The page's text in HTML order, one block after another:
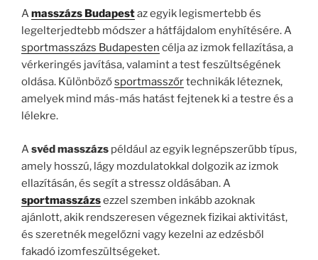
Amasszázs Budapestaz egyik legismertebb és
legelterjedtebb módszer a hátfájdalom enyhítésére. A
sportmasszázs Budapesten célja az izmok fellazítása, a
vérkeringés javítása, valamint a test feszültségének
oldása. Különbözősportmasszőrtechnikák léteznek,
amelyek mind más-más hatást fejtenek ki a testre és a
lélekre.
Asvéd masszázs például az egyik legnépszerűbb típus,
amely hosszú, lágy mozdulatokkal dolgozik az izmok
ellazításán, és segít a stressz oldásában. A
sportmasszázsezzel szemben inkább azoknak
ajánlott, akik rendszeresen végeznek fizikai aktivitást,
és szeretnék megelőzni vagy kezelni az edzésből
fakadó izomfeszültségeket.